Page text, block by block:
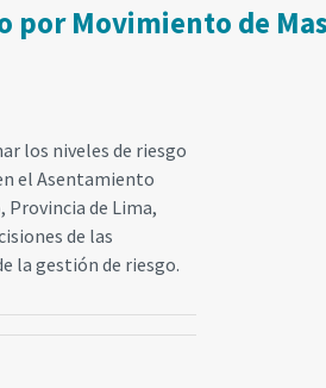
Movimiento de
los niveles de riesgo
el Asentamiento
Provincia de Lima,
de las
la gestión de riesgo.